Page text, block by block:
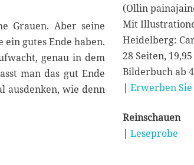
Grauen. Aber seine
gutes Ende haben.
genau in dem
man das gut Ende
ausdenken, wie denn
(Ollin
Mit
Heidelberg:
28 Seiten,
Bilderbuch ab
| Erwerben
Reinschauen
| Leseprobe